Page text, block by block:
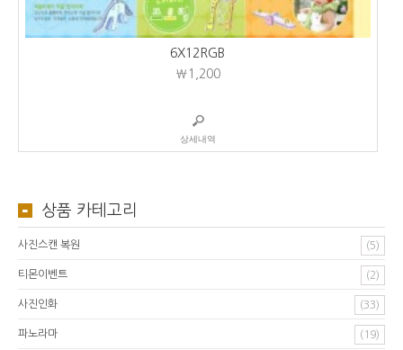
6X12RGB
₩1,200
상세내역
상품 카테고리
사진스캔 복원 (5)
티몬이벤트 (2)
사진인화 (33)
파노라마 (19)